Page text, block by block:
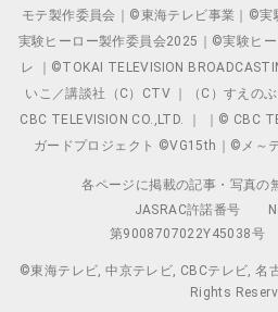
モテ製作委員会｜©東海テレビ事業｜©
実験ヒーロー製作委員会2025｜©実験ヒ
レ ｜©TOKAI TELEVISION
いこ／講談社（C）CTV ｜（C）すえの
CBC TELEVISION CO.,LTD. ｜ ｜© CBC
ガードプロジェクト ©VG15th｜©メ～
各ページに掲載の記事・写真の
JASRAC許諾番号
第9008707022Y45038号
©東海テレビ, 中京テレビ, CBCテレビ, 名
Rights